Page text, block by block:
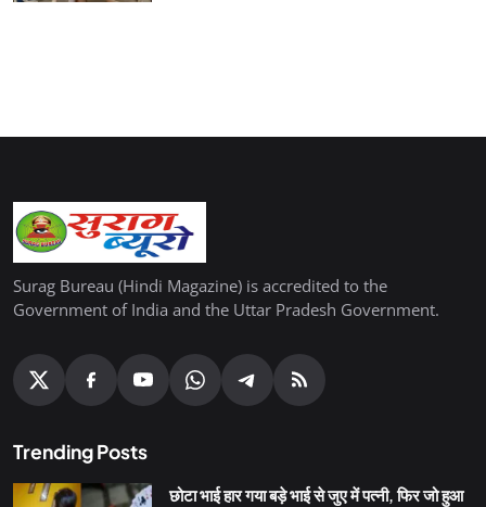
Surag Bureau (Hindi Magazine) is accredited to the
Government of India and the Uttar Pradesh Government.
Trending Posts
छोटा भाई हार गया बड़े भाई से जुए में पत्नी, फिर जो हुआ